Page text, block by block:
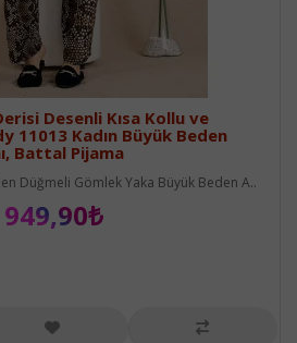
Desenli Kısa Kollu ve
11013 Kadın Büyük Beden
Battal Pijama
Düğmeli Gömlek Yaka Büyük Beden A..
949,90₺